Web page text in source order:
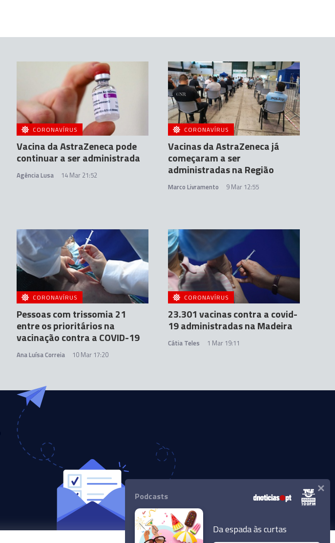
CORONAVÍRUS
Vacina da AstraZeneca pode
continuar a ser administrada
Agência Lusa 14 Mar 21:52
CORONAVÍRUS
Vacinas da AstraZeneca já
começaram a ser
administradas na Região
Marco Livramento 9 Mar 12:55
CORONAVÍRUS
Pessoas com trissomia 21
entre os prioritários na
vacinação contra a COVID-19
Ana Luísa Correia 10 Mar 17:20
CORONAVÍRUS
23.301 vacinas contra a covid-
19 administradas na Madeira
Cátia Teles 1 Mar 19:11
Podcasts
Da espada às curtas
×